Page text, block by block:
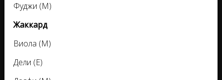
Фуджи (M)
Жаккард
Виола (M)
Дели (E)